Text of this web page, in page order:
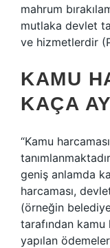
mahrum
mutlaka devlet
ve hizmetlerdir
KAMU
KAÇA
“Kamu
geniş anlamda
harcaması,
(örneğin
tarafından
yapılan